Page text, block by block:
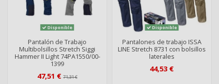
Disponible
Pantalón de Trabajo
Multibolsillos Stretch Siggi
Hammer II Light 74PA1550/00-
1399
47,51 €71,31 €
Disponible
Pantalones de trabajo ISSA
LINE Stretch 8731 con bolsillos
laterales
44,53 €